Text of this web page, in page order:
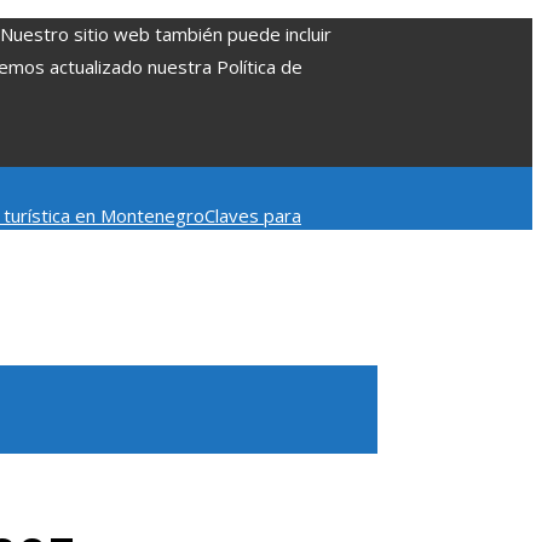
sitio web también puede incluir
actualizado nuestra Política de
en MontenegroClaves para